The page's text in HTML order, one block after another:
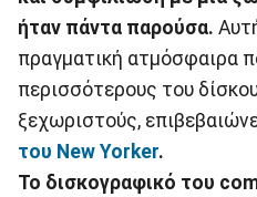
ήταν πάντα παρούσα.
πραγματική ατμόσφαιρα
περισσότερους του
ξεχωριστούς,
του New Yorker.
To δισκογραφικό του